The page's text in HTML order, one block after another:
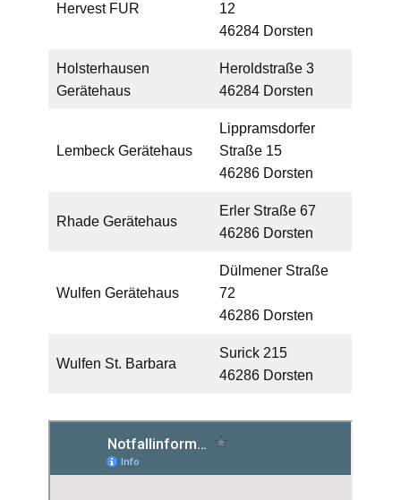
Hervest FUR
12
46284 Dorsten
Holsterhausen
Gerätehaus
Heroldstraße 3
46284 Dorsten
Lembeck Gerätehaus
Lippramsdorfer
Straße 15
46286 Dorsten
Rhade Gerätehaus
Erler Straße 67
46286 Dorsten
Wulfen Gerätehaus
Dülmener Straße
72
46286 Dorsten
Wulfen St. Barbara
Surick 215
46286 Dorsten